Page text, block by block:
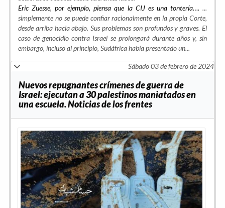
Eric Zuesse, por ejemplo, piensa que la CIJ es una tontería…. ...
simplemente no se puede confiar racionalmente en la propia Corte,
desde arriba hacia abajo. Sus problemas son profundos y graves. El
caso de genocidio contra Israel se prolongará durante años y, sin
embargo, incluso al principio, Sudáfrica había presentado un...
Sábado 03 de febrero de 2024
Nuevos repugnantes crímenes de guerra de
Israel: ejecutan a 30 palestinos maniatados en
una escuela. Noticias de los frentes